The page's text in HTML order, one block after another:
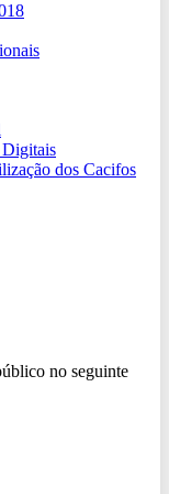
Digitais
dos Cacifos
no seguinte